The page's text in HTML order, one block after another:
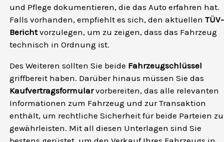
und Pflege dokumentieren, die das Auto erfahren hat.
Falls vorhanden, empfiehlt es sich, den aktuellen TÜV-
Berichtvorzulegen, um zu zeigen, dass das Fahrzeug
technisch in Ordnung ist.
Des Weiteren sollten Sie beide Fahrzeugschlüssel
griffbereit haben. Darüber hinaus müssen Sie das
Kaufvertragsformularvorbereiten, das alle relevanten
Informationen zum Fahrzeug und zur Transaktion
enthält, um rechtliche Sicherheit für beide Parteien zu
gewährleisten. Mit all diesen Unterlagen sind Sie